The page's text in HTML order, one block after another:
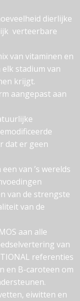
dierlijke
verteerbare
van vitaminen en
stadium van
krijgt.
aangepast aan
dat er geen
van ’s werelds
van de strengste
van de
aan alle
van
referenties
en B-caroteen om
eiwitten en